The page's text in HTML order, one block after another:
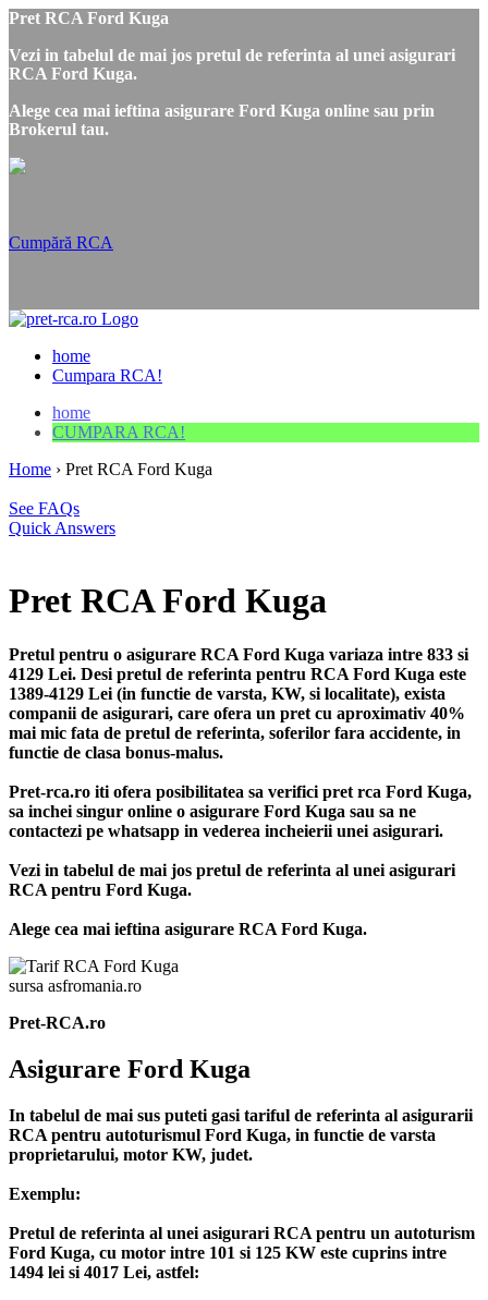
Pret RCA Ford Kuga
Vezi in tabelul de mai jos pretul de referinta al unei asigurari
RCA Ford Kuga.
Alege cea mai ieftina asigurare Ford Kuga online sau prin
Brokerul tau.
Cumpără RCA
home
Cumpara RCA!
home
CUMPARA RCA!
Home › Pret RCA Ford Kuga
See FAQs
Quick Answers
Pret RCA Ford Kuga
Pretul pentru o asigurare RCA Ford Kuga variaza intre 833 si
4129 Lei. Desi pretul de referinta pentru RCA Ford Kuga este
1389-4129 Lei (in functie de varsta, KW, si localitate), exista
companii de asigurari, care ofera un pret cu aproximativ 40%
mai mic fata de pretul de referinta, soferilor fara accidente, in
functie de clasa bonus-malus.
Pret-rca.ro iti ofera posibilitatea sa verifici pret rca Ford Kuga,
sa inchei singur online o asigurare Ford Kuga sau sa ne
contactezi pe whatsapp in vederea incheierii unei asigurari.
Vezi in tabelul de mai jos pretul de referinta al unei asigurari
RCA pentru Ford Kuga.
Alege cea mai ieftina asigurare RCA Ford Kuga.
sursa asfromania.ro
Pret-RCA.ro
Asigurare Ford Kuga
In tabelul de mai sus puteti gasi tariful de referinta al asigurarii
RCA pentru autoturismul Ford Kuga, in functie de varsta
proprietarului, motor KW, judet.
Exemplu:
Pretul de referinta al unei asigurari RCA pentru un autoturism
Ford Kuga, cu motor intre 101 si 125 KW este cuprins intre
1494 lei si 4017 Lei, astfel: